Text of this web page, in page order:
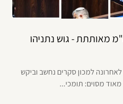
מאותתת - גוש נתניהו
למכון סקרים נחשב וביקש
מסוים: תומכי...